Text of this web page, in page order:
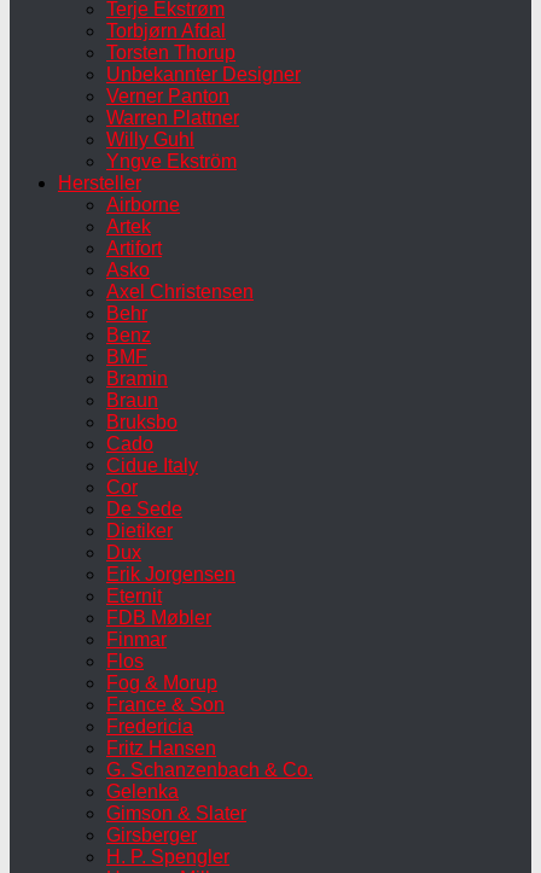
Terje Ekstrøm
Torbjørn Afdal
Torsten Thorup
Unbekannter Designer
Verner Panton
Warren Plattner
Willy Guhl
Yngve Ekström
Hersteller
Airborne
Artek
Artifort
Asko
Axel Christensen
Behr
Benz
BMF
Bramin
Braun
Bruksbo
Cado
Cidue Italy
Cor
De Sede
Dietiker
Dux
Erik Jorgensen
Eternit
FDB Møbler
Finmar
Flos
Fog & Morup
France & Son
Fredericia
Fritz Hansen
G. Schanzenbach & Co.
Gelenka
Gimson & Slater
Girsberger
H. P. Spengler